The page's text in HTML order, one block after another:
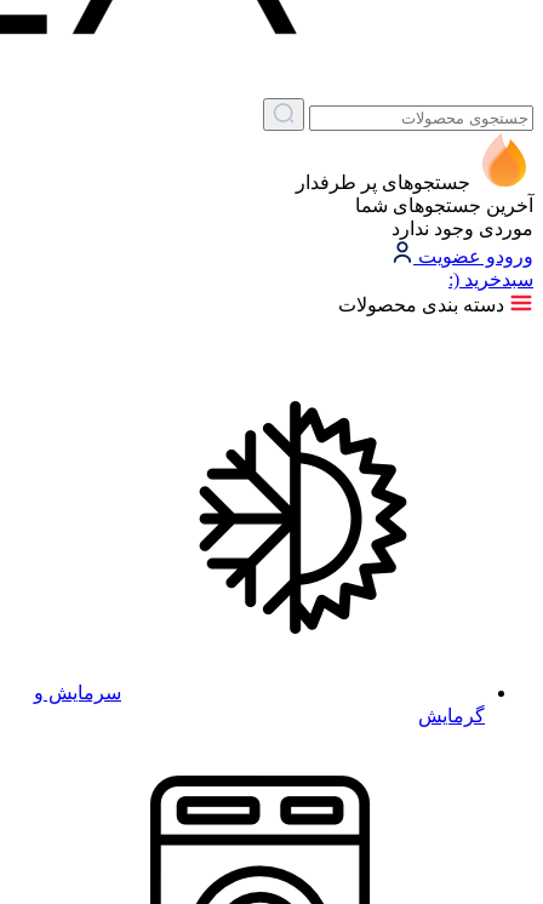
جستجوهای پر طرفدار
آخرین جستجوهای شما
موردی وجود ندارد
ورودو عضویت
سبد‌خرید (:
دسته بندی محصولات
سرمایش و
گرمایش